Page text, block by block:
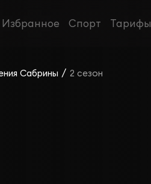
Избранное Спорт Тарифы
Сабрины / 2 сезон